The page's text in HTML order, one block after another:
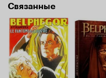
Связанные